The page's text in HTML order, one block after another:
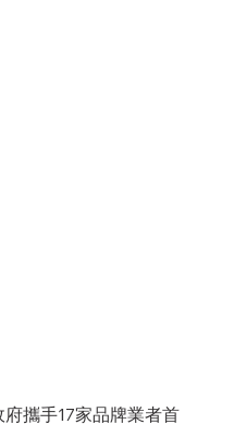
攜手17家品牌業者首